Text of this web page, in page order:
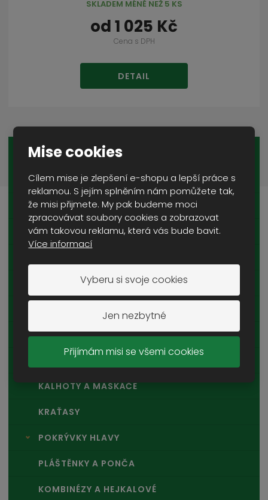
Mise cookies
Cílem mise je zlepšení e-shopu a lepší práce s
reklamou. S jejím splněním nám pomůžete tak,
že misi přijmete. My pak budeme moci
zpracovávat soubory cookies a zobrazovat
vám takovou reklamu, která vás bude bavit.
Více informací
Vyberu si svoje cookies
Jen nezbytné
Přijímám misi se všemi cookies
od1 025 Kč
Cena s DPH
DETAIL
SKLADEM MÉNĚ NEŽ 5 KS
OBLEČENÍ
BUNDY A KABÁTY
MIKINY
SVETRY
TRIČKA A TÍLKA
DĚTSKÉ OBLEČENÍ
KALHOTY A MASKÁČE
KRAŤASY
POKRÝVKY HLAVY
PLÁŠTĚNKY A PONČA
KOMBINÉZY A HEJKALOVÉ